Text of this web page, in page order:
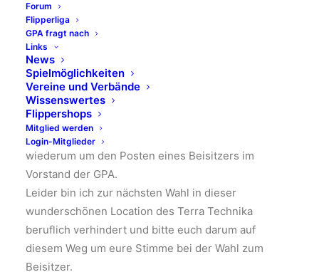
Forum
Flipperliga
GPA fragt nach
Links
News
Spielmöglichkeiten
Vereine und Verbände
Wissenswertes
Flippershops
Mitglied werden
Login-Mitglieder
Conventions, zu unterstützen. Ich bin fast 15 Jahre
GPA-Mitglied, habe schon sehr viele
Veranstaltungen der GPA begleitet und in den
letzten Jahren die Funktion des Kassierers bei
Veranstaltungen ausgeübt.
In der vergangenen Legislaturperiode war ich
bereits Beisitzer und würde meine Erfahrungen auch
weiterhin gerne einbringen. Daher bewerbe ich mich
wiederum um den Posten eines Beisitzers im
Vorstand der GPA.
Leider bin ich zur nächsten Wahl in dieser
wunderschönen Location des Terra Technika
beruflich verhindert und bitte euch darum auf
diesem Weg um eure Stimme bei der Wahl zum
Beisitzer.